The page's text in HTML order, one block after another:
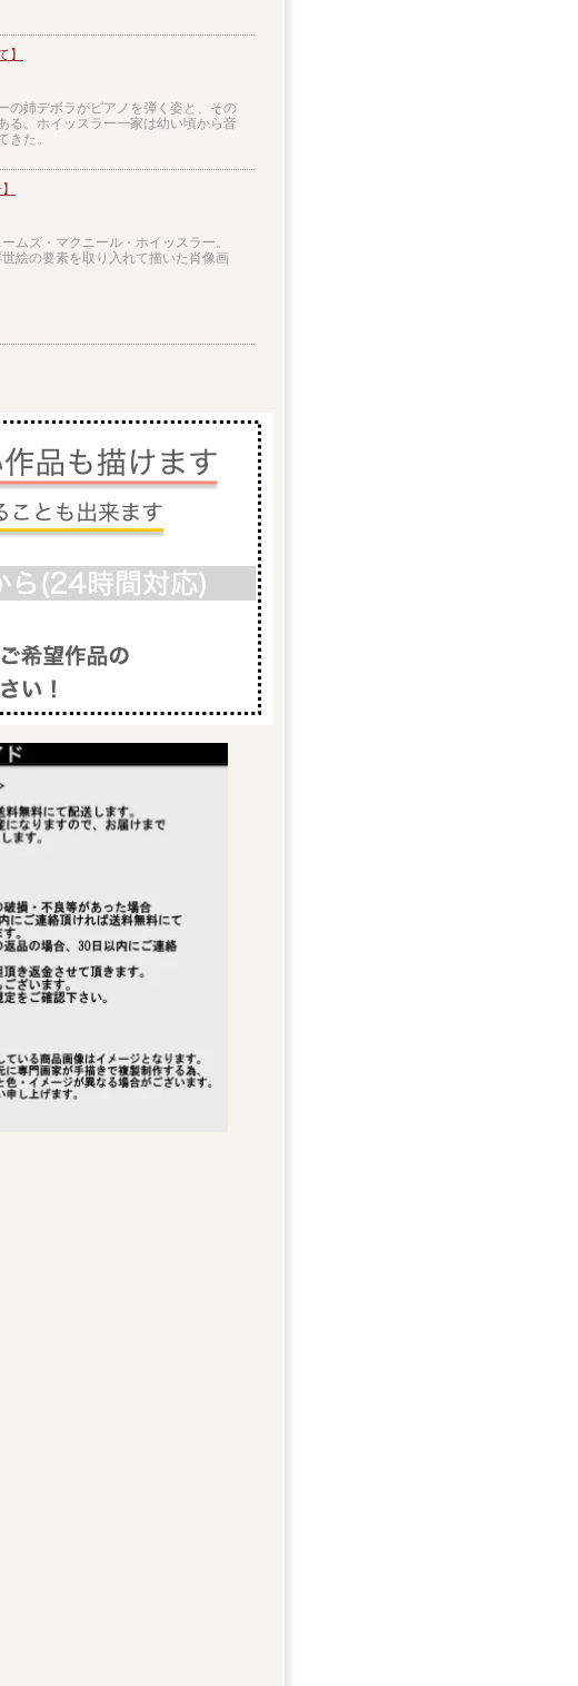
】
の姉デボラがピアノを弾く姿と、その
る。ホイッスラー一家は幼い頃から音
きた。
ムズ・マクニール・ホイッスラー。
絵の要素を取り入れて描いた肖像画